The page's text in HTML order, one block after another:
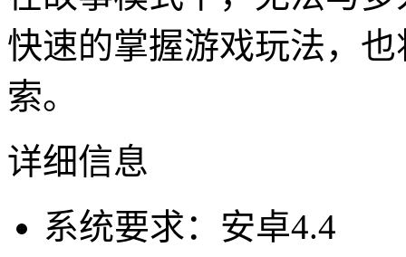
快速的掌握游戏玩法，
索。
详细信息
系统要求：安卓4.4